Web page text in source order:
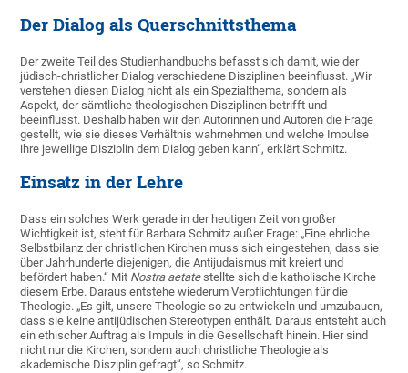
Der Dialog als Querschnittsthema
Der zweite Teil des Studienhandbuchs befasst sich damit, wie der
jüdisch-christlicher Dialog verschiedene Disziplinen beeinflusst. „Wir
verstehen diesen Dialog nicht als ein Spezialthema, sondern als
Aspekt, der sämtliche theologischen Disziplinen betrifft und
beeinflusst. Deshalb haben wir den Autorinnen und Autoren die Frage
gestellt, wie sie dieses Verhältnis wahrnehmen und welche Impulse
ihre jeweilige Disziplin dem Dialog geben kann“, erklärt Schmitz.
Einsatz in der Lehre
Dass ein solches Werk gerade in der heutigen Zeit von großer
Wichtigkeit ist, steht für Barbara Schmitz außer Frage: „Eine ehrliche
Selbstbilanz der christlichen Kirchen muss sich eingestehen, dass sie
über Jahrhunderte diejenigen, die Antijudaismus mit kreiert und
befördert haben.“ Mit Nostra aetatestellte sich die katholische Kirche
diesem Erbe. Daraus entstehe wiederum Verpflichtungen für die
Theologie. „Es gilt, unsere Theologie so zu entwickeln und umzubauen,
dass sie keine antijüdischen Stereotypen enthält. Daraus entsteht auch
ein ethischer Auftrag als Impuls in die Gesellschaft hinein. Hier sind
nicht nur die Kirchen, sondern auch christliche Theologie als
akademische Disziplin gefragt“, so Schmitz.